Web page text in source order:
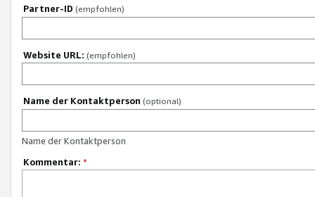
Partner-ID (empfohlen)
Website URL: (empfohlen)
Name der Kontaktperson (optional)
Name der Kontaktperson
Kommentar: *